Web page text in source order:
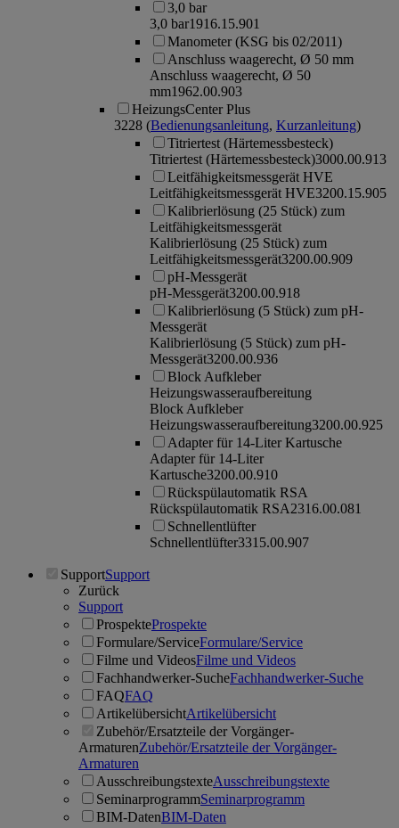
3,0 bar
3,0 bar1916.15.901
Manometer (KSG bis 02/2011)
Anschluss waagerecht, Ø 50 mm
Anschluss waagerecht, Ø 50
mm1962.00.903
HeizungsCenter Plus
3228 (Bedienungsanleitung, Kurzanleitung)
Titriertest (Härtemessbesteck)
Titriertest (Härtemessbesteck)3000.00.913
Leitfähigkeitsmessgerät HVE
Leitfähigkeitsmessgerät HVE3200.15.905
Kalibrierlösung (25 Stück) zum
Leitfähigkeitsmessgerät
Kalibrierlösung (25 Stück) zum
Leitfähigkeitsmessgerät3200.00.909
pH-Messgerät
pH-Messgerät3200.00.918
Kalibrierlösung (5 Stück) zum pH-
Messgerät
Kalibrierlösung (5 Stück) zum pH-
Messgerät3200.00.936
Block Aufkleber
Heizungswasseraufbereitung
Block Aufkleber
Heizungswasseraufbereitung3200.00.925
Adapter für 14-Liter Kartusche
Adapter für 14-Liter
Kartusche3200.00.910
Rückspülautomatik RSA
Rückspülautomatik RSA2316.00.081
Schnellentlüfter
Schnellentlüfter3315.00.907
SupportSupport
Zurück
Support
ProspekteProspekte
Formulare/ServiceFormulare/Service
Filme und VideosFilme und Videos
Fachhandwerker-SucheFachhandwerker-Suche
FAQFAQ
ArtikelübersichtArtikelübersicht
Zubehör/Ersatzteile der Vorgänger-
ArmaturenZubehör/Ersatzteile der Vorgänger-
Armaturen
AusschreibungstexteAusschreibungstexte
SeminarprogrammSeminarprogramm
BIM-DatenBIM-Daten